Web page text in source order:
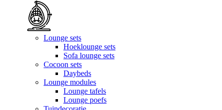
Lounge sets
Hoeklounge sets
Sofa lounge sets
Cocoon sets
Daybeds
Lounge modules
Lounge tafels
Lounge poefs